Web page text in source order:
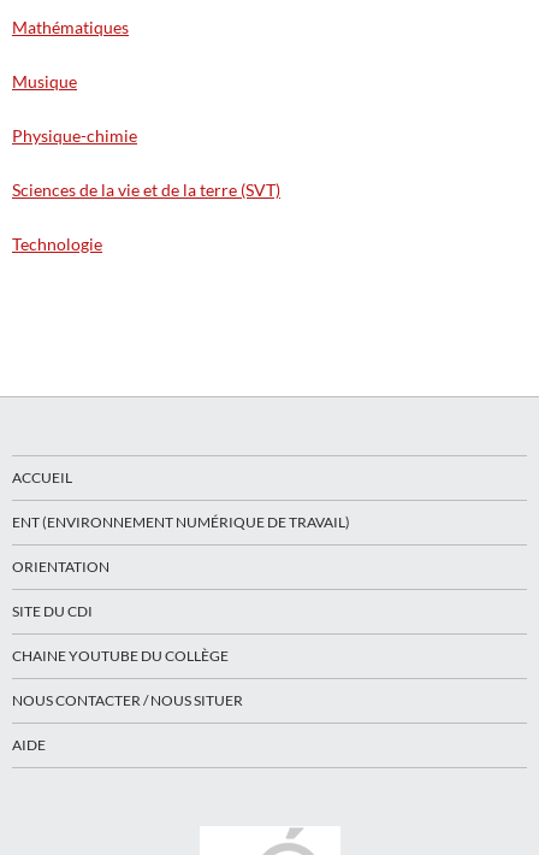
Mathématiques
Musique
Physique-chimie
Sciences de la vie et de la terre (SVT)
Technologie
ACCUEIL
ENT (ENVIRONNEMENT NUMÉRIQUE DE TRAVAIL)
ORIENTATION
SITE DU CDI
CHAINE YOUTUBE DU COLLÈGE
NOUS CONTACTER / NOUS SITUER
AIDE